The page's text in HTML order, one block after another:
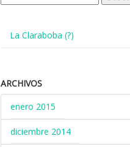
La Claraboba (?)
ARCHIVOS
enero 2015
diciembre 2014